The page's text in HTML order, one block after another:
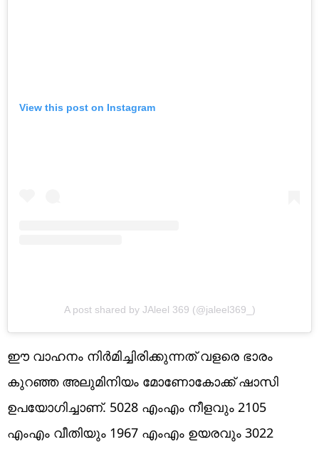
View this post on Instagram
A post shared by JAleel 369 (@jaleel369_)
ഈ വാഹനം നിര്‍മിച്ചിരിക്കുന്നത് വളരെ ഭാരം
കുറഞ്ഞ അലുമിനിയം മോണോകോക്ക് ഷാസി
ഉപയോഗിച്ചാണ്. 5028 എംഎം നീളവും 2105
എംഎം വീതിയും 1967 എംഎം ഉയരവും 3022